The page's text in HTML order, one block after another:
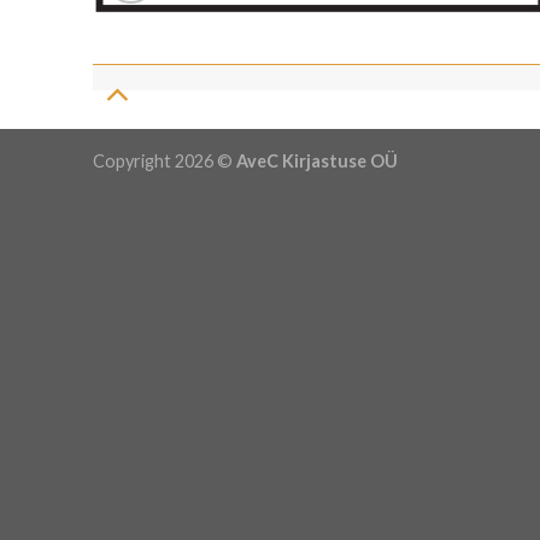
Copyright 2026 © AveC Kirjastuse OÜ